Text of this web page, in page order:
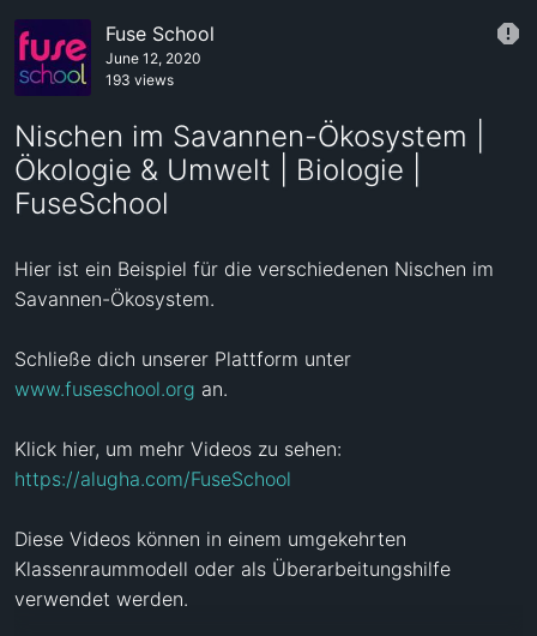
Fuse School
June 12, 2020
193 views
Nischen im Savannen-Ökosystem |
Ökologie & Umwelt | Biologie |
FuseSchool
Hier ist ein Beispiel für die verschiedenen Nischen im
Savannen-Ökosystem.
www.fuseschool.org an.
https://alugha.com/FuseSchool
Diese Videos können in einem umgekehrten
Klassenraummodell oder als Überarbeitungshilfe
verwendet werden.